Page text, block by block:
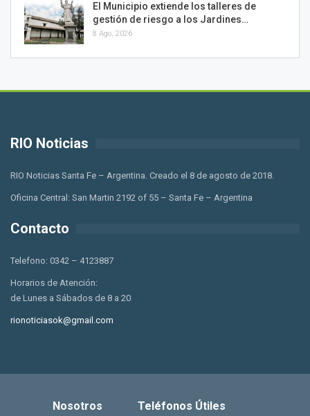
El Municipio extiende los talleres de
gestión de riesgo a los Jardines…
8 Ago, 2026
RIO Noticias
RIO Noticias Santa Fe – Argentina. Creado el 8 de agosto de 2018.
Oficina Central: San Martin 2192 of 55 – Santa Fe – Argentina
Contacto
Telefono: 0342 – 4123887
Horarios de Atención:
de Lunes a Sábados de 8 a 20
rionoticiasok@gmail.com
Nosotros Teléfonos Útiles